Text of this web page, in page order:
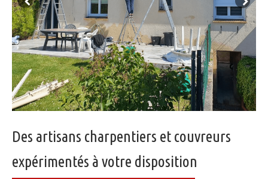
Des artisans charpentiers et couvreurs
expérimentés à votre disposition